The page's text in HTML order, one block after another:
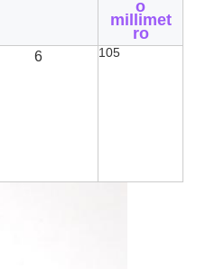
o
millimet
ro
6 105